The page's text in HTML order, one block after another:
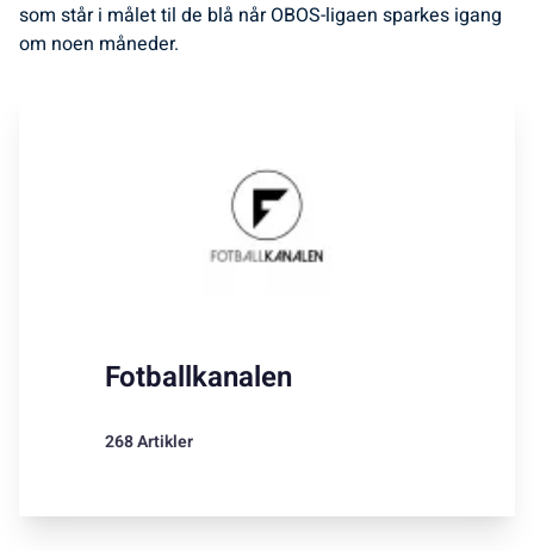
som står i målet til de blå når OBOS-ligaen sparkes igang
om noen måneder.
Fotballkanalen
268 Artikler